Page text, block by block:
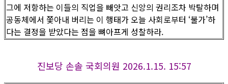
그에 저항하는 이들의 직업을 빼앗고 신앙의 권리조차 박탈하며
공동체에서 쫓아내 버리는 이 행태가 오늘 사회로부터 ‘불가’하
다는 결정을 받았다는 점을 뼈아프게 성찰하라.
진보당 손솔 국회의원 2026.1.15. 15:57